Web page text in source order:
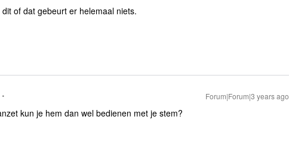
of dat gebeurt er helemaal niets.
Forum|Forum|3 years ago
kun je hem dan wel bedienen met je stem?